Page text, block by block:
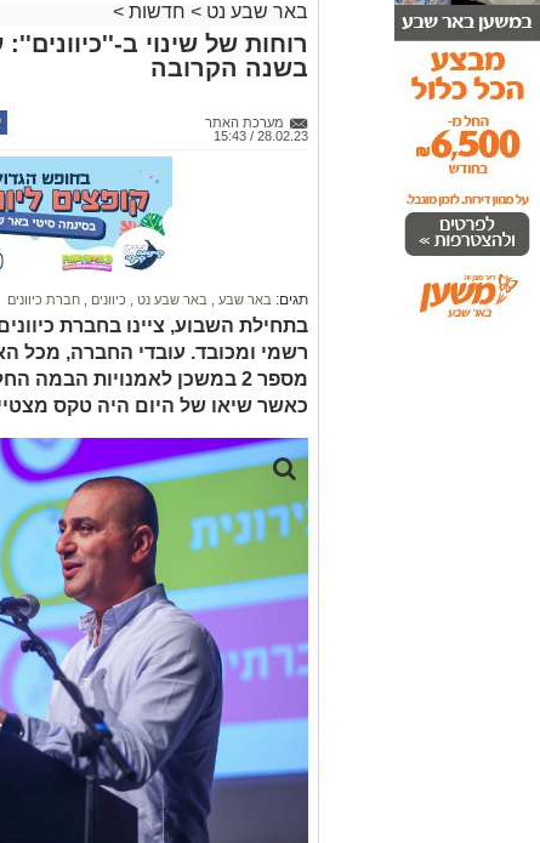
באר שבע נט > חדשות >
רוחות של שינוי ב-
בשנה הקרובה
מערכת האתר
28.02.23 / 15:43
תגים: באר שבע באר שבע נט כיוונים חברת כיוונים
רשמי ומכובד. עובדי החברה, מכל
מספר 2 במשכן לאמנויות
כאשר שיאו של היום היה טקס